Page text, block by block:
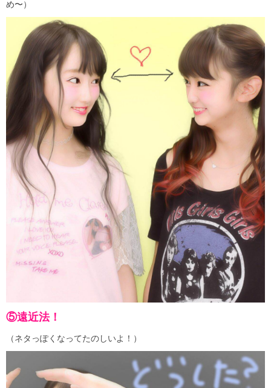
め〜）
⑤遠近法！
（ネタっぽくなってたのしいよ！）